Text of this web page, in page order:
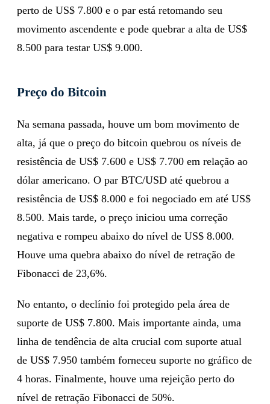
perto de US$ 7.800 e o par está retomando seu
movimento ascendente e pode quebrar a alta de US$
8.500 para testar US$ 9.000.
Preço do Bitcoin
Na semana passada, houve um bom movimento de
alta, já que o preço do bitcoin quebrou os níveis de
resistência de US$ 7.600 e US$ 7.700 em relação ao
dólar americano. O par BTC/USD até quebrou a
resistência de US$ 8.000 e foi negociado em até US$
8.500. Mais tarde, o preço iniciou uma correção
negativa e rompeu abaixo do nível de US$ 8.000.
Houve uma quebra abaixo do nível de retração de
Fibonacci de 23,6%.
No entanto, o declínio foi protegido pela área de
suporte de US$ 7.800. Mais importante ainda, uma
linha de tendência de alta crucial com suporte atual
de US$ 7.950 também forneceu suporte no gráfico de
4 horas. Finalmente, houve uma rejeição perto do
nível de retração Fibonacci de 50%.